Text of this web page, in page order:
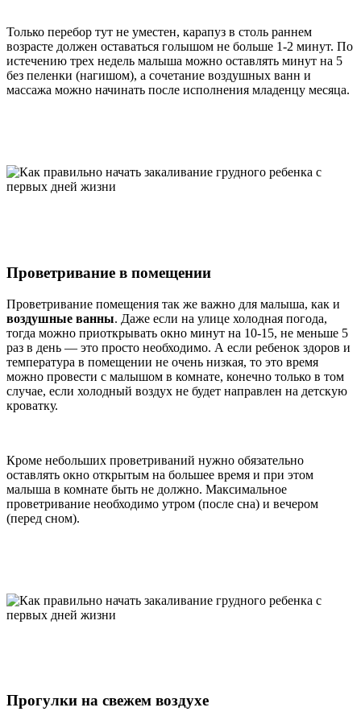
Только перебор тут не уместен, карапуз в столь раннем
возрасте должен оставаться голышом не больше 1-2 минут. По
истечению трех недель малыша можно оставлять минут на 5
без пеленки (нагишом), а сочетание воздушных ванн и
массажа можно начинать после исполнения младенцу месяца.
Проветривание в помещении
Проветривание помещения так же важно для малыша, как и
воздушные ванны. Даже если на улице холодная погода,
тогда можно приоткрывать окно минут на 10-15, не меньше 5
раз в день — это просто необходимо. А если ребенок здоров и
температура в помещении не очень низкая, то это время
можно провести с малышом в комнате, конечно только в том
случае, если холодный воздух не будет направлен на детскую
кроватку.
Кроме небольших проветриваний нужно обязательно
оставлять окно открытым на большее время и при этом
малыша в комнате быть не должно. Максимальное
проветривание необходимо утром (после сна) и вечером
(перед сном).
Прогулки на свежем воздухе